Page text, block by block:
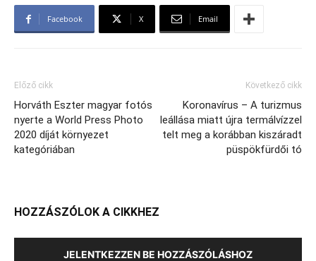
Facebook X Email
Előző cikk
Horváth Eszter magyar fotós
nyerte a World Press Photo
2020 díját környezet
kategóriában
Következő cikk
Koronavírus – A turizmus
leállása miatt újra termálvízzel
telt meg a korábban kiszáradt
püspökfürdői tó
HOZZÁSZÓLOK A CIKKHEZ
JELENTKEZZEN BE HOZZÁSZÓLÁSHOZ